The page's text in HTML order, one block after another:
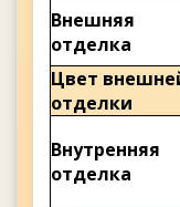
Внешняя
отделка
Цвет
отделки
Внутренняя
отделка